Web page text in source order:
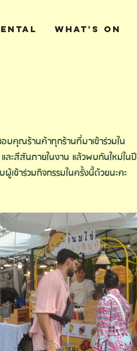
What's On
บคุณร้านค้าทุกร้านที่มาเข้าร่วมใน
ะสีสันภายในงาน แล้วพบกันใหม่ในปี
เข้าร่วมกิจกรรมในครั้งนี้ด้วยนะคะ